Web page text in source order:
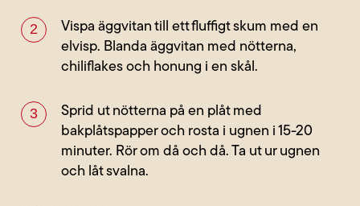
Vispa äggvitan till ett fluffigt skum med en
elvisp. Blanda äggvitan med nötterna,
chiliflakes och honung i en skål.
Sprid ut nötterna på en plåt med
bakplåtspapper och rosta i ugnen i 15-20
minuter. Rör om då och då. Ta ut ur ugnen
och låt svalna.